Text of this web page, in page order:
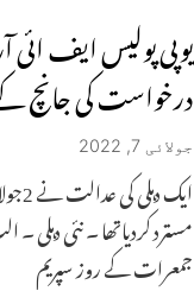
یوپی پولیس ایف ائی
درخواست کی جانچ
جولائی 7, 2022
مسترد کردیاتھا ۔ نئی دہلی
جمعرات کے روز سپریم